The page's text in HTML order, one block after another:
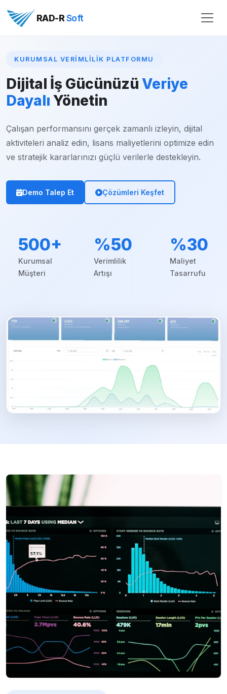
RAD-RSoft
KURUMSAL VERIMLILIK PLATFORMU
Dijital İş Gücünüzü Veriye
Dayalı Yönetin
Çalışan performansını gerçek zamanlı izleyin, dijital
aktiviteleri analiz edin, lisans maliyetlerini optimize edin
ve stratejik kararlarınızı güçlü verilerle destekleyin.
Demo Talep Et Çözümleri Keşfet
500+
Kurumsal
Müşteri
%50
Verimlilik
Artışı
%30
Maliyet
Tasarrufu